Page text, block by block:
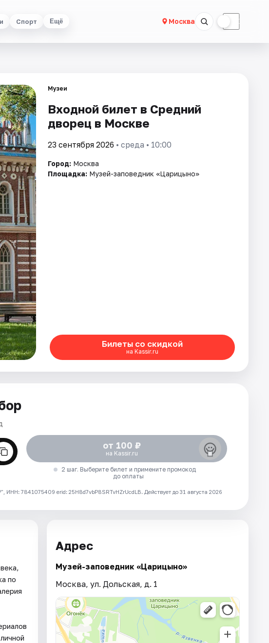
Спорт Ещё Москва ☾
Музеи
Входной билет в Средний
дворец в Москве
23 сентября 2026 • среда • 10:00
Город: Москва
Площадка: Музей-заповедник «Царицыно»
Билеты со скидкой
на Kassir.ru
от 100 ₽
на Kassir.ru
2 шаг. Выберите билет и примените промокод
до оплаты
7841075409 erid: 25H8d7vbP8SRTvHZrUcdLB. Действует до 31 августа 2026
по
Адрес
Музей-заповедник «Царицыно»
Москва, ул. Дольская, д. 1